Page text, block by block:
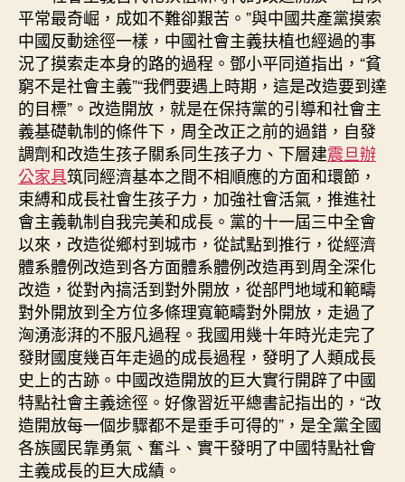
平常最奇崛，成如不難卻艱苦。”與中國共產黨摸索
中國反動途徑一樣，中國社會主義扶植也經過的事
況了摸索走本身的路的過程。鄧小平同道指出，“貧
窮不是社會主義”“我們要遇上時期，這是改造要到達
的目標”。改造開放，就是在保持黨的引導和社會主
義基礎軌制的條件下，周全改正之前的過錯，自發
調劑和改造生孩子關系同生孩子力、下層建震旦辦
公家具筑同經濟基本之間不相順應的方面和環節，
束縛和成長社會生孩子力，加強社會活氣，推進社
會主義軌制自我完美和成長。黨的十一屆三中全會
以來，改造從鄉村到城市，從試點到推行，從經濟
體系體例改造到各方面體系體例改造再到周全深化
改造，從對內搞活到對外開放，從部門地域和範疇
對外開放到全方位多條理寬範疇對外開放，走過了
洶湧澎湃的不服凡過程。我國用幾十年時光走完了
發財國度幾百年走過的成長過程，發明了人類成長
史上的古跡。中國改造開放的巨大實行開辟了中國
特點社會主義途徑。好像習近平總書記指出的，“改
造開放每一個步驟都不是垂手可得的”，是全黨全國
各族國民靠勇氣、奮斗、實干發明了中國特點社會
主義成長的巨大成績。